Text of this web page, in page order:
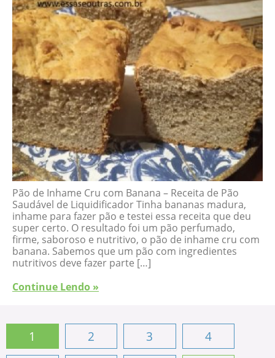
Pão de Inhame Cru com Banana – Receita de Pão
Saudável de Liquidificador Tinha bananas madura,
inhame para fazer pão e testei essa receita que deu
super certo. O resultado foi um pão perfumado,
firme, saboroso e nutritivo, o pão de inhame cru com
banana. Sabemos que um pão com ingredientes
nutritivos deve fazer parte […]
Continue Lendo »
1 2 3
4